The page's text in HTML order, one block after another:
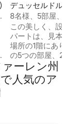
件、5つ星中4.82つ
デュッセルドルフ
ン・アパート
8名様、5部屋、
ック・アパートの
この美しく、設備
パートは、見本市
場所の1階にあり
の5つの部屋、2
居心地の良い冬の
ことができます。
ームが完全に改
ーレン州
人気のア